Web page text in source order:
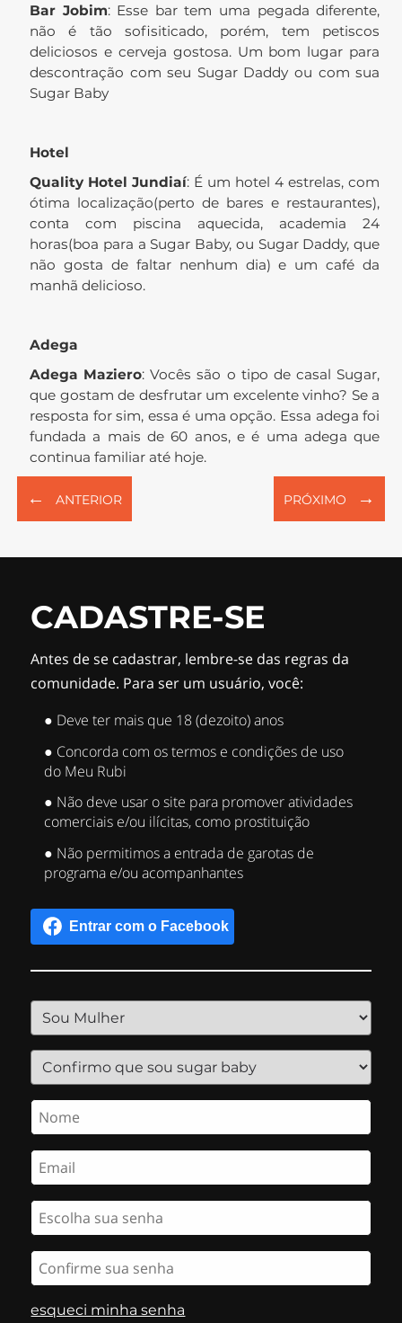
Bar Jobim: Esse bar tem uma pegada diferente,
não é tão sofisiticado, porém, tem petiscos
deliciosos e cerveja gostosa. Um bom lugar para
descontração com seu Sugar Daddy ou com sua
Sugar Baby
Hotel
Quality Hotel Jundiaí: É um hotel 4 estrelas, com
ótima localização(perto de bares e restaurantes),
conta com piscina aquecida, academia 24
horas(boa para a Sugar Baby, ou Sugar Daddy, que
não gosta de faltar nenhum dia) e um café da
manhã delicioso.
Adega
Adega Maziero: Vocês são o tipo de casal Sugar,
que gostam de desfrutar um excelente vinho? Se a
resposta for sim, essa é uma opção. Essa adega foi
fundada a mais de 60 anos, e é uma adega que
continua familiar até hoje.
← ANTERIOR PRÓXIMO →
CADASTRE-SE
Antes de se cadastrar, lembre-se das regras da
comunidade. Para ser um usuário, você:
● Deve ter mais que 18 (dezoito) anos
● Concorda com os termos e condições de uso
do Meu Rubi
● Não deve usar o site para promover atividades
comerciais e/ou ilícitas, como prostituição
● Não permitimos a entrada de garotas de
programa e/ou acompanhantes
esqueci minha senha